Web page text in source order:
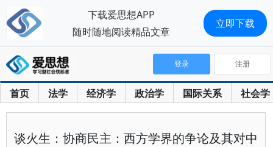
首页 法学 经济学 政治学 国际关系 社会学
登录 注册
谈火生：协商民主：西方学界的争论及其对中
下载爱思想APP
随时随地阅读精品文章
立即下载